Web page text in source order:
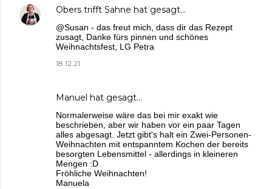
Obers trifft Sahne hat gesagt…
@Susan - das freut mich, dass dir das Rezept
zusagt, Danke fürs pinnen und schönes
Weihnachtsfest, LG Petra
18.12.21
Manuel hat gesagt…
Normalerweise wäre das bei mir exakt wie
beschrieben, aber wir haben vor ein paar Tagen
alles abgesagt. Jetzt gibt's halt ein Zwei-Personen-
Weihnachten mit entspanntem Kochen der bereits
besorgten Lebensmittel - allerdings in kleineren
Mengen :D
Fröhliche Weihnachten!
Manuela